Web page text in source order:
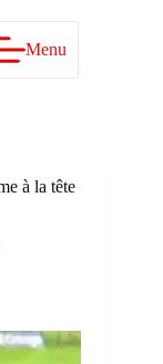
Menu
à la tête